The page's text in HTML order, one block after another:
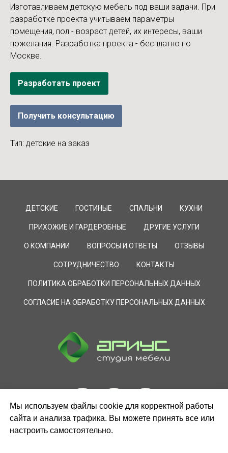
Изготавливаем детскую мебель под ваши задачи. При
разработке проекта учитываем параметры
помещения, пол - возраст детей, их интересы, ваши
пожелания. Разработка проекта - бесплатно по
Москве.
Разработать проект
Получить консультацию
Тип: детские на заказ
ДЕТСКИЕ ГОСТИНЫЕ СПАЛЬНИ КУХНИ
ПРИХОЖИЕ И ГАРДЕРОБНЫЕ ДРУГИЕ УСЛУГИ
О КОМПАНИИ ВОПРОСЫ И ОТВЕТЫ ОТЗЫВЫ
СОТРУДНИЧЕСТВО КОНТАКТЫ
ПОЛИТИКА ОБРАБОТКИ ПЕРСОНАЛЬНЫХ ДАННЫХ
СОГЛАСИЕ НА ОБРАБОТКУ ПЕРСОНАЛЬНЫХ ДАННЫХ
Мы используем файлы cookie для корректной работы
сайта и анализа трафика. Вы можете принять все или
настроить самостоятельно.